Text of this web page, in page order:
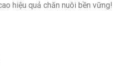
hiệu quả chăn nuôi bền vững!